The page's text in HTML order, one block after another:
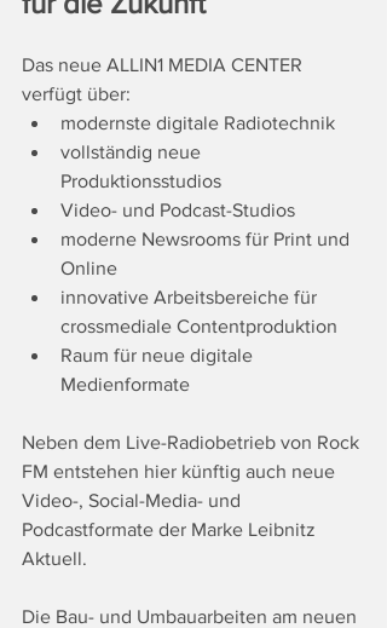
Das neue ALLIN1 MEDIA CENTER
verfügt über:
modernste digitale Radiotechnik
vollständig neue
Produktionsstudios
Video- und Podcast-Studios
moderne Newsrooms für Print und
Online
innovative Arbeitsbereiche für
crossmediale Contentproduktion
Raum für neue digitale
Medienformate
Neben dem Live-Radiobetrieb von Rock
FM entstehen hier künftig auch neue
Video-, Social-Media- und
Podcastformate der Marke Leibnitz
Aktuell.
Die Bau- und Umbauarbeiten am neuen